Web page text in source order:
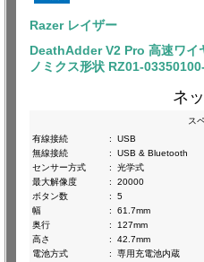
Razer レイザー
DeathAdder V2 Pro 高速ワイ
ノミクス形状 RZ01-
ネ
ス
有線接続
:
USB
無線接続
:
USB & Bluetooth
センサー方式
:
光学式
最大解像度
:
20000
ボタン数
:
5
幅
:
61.7mm
奥行
:
127mm
高さ
:
42.7mm
電池方式
:
専用充電池内蔵